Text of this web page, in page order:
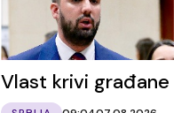
Vlast krivi građane